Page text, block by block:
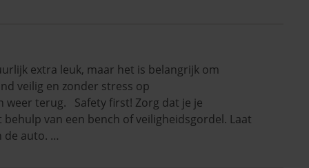
extra leuk, maar het is belangrijk om
veilig en zonder stress op
weer terug. Safety first! Zorg dat je je
van een bench of veiligheidsgordel. Laat
de auto. …